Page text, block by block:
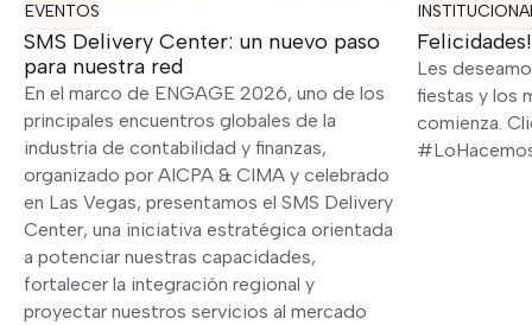
EVENTOS
SMS Delivery Center: un nuevo paso
para nuestra red
En el marco de ENGAGE 2026, uno de los
principales encuentros globales de la
industria de contabilidad y finanzas,
organizado por AICPA & CIMA y celebrado
en Las Vegas, presentamos el SMS Delivery
Center, una iniciativa estratégica orientada
a potenciar nuestras capacidades,
fortalecer la integración regional y
proyectar nuestros servicios al mercado
Felicidades!
Les
fiestas y los
comienza.